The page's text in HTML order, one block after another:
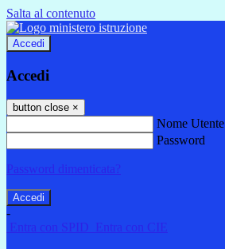
Salta al contenuto
Accedi
Accedi
button close ×
Nome Utente
Password
Password dimenticata?
-
Entra con SPID
Entra con CIE